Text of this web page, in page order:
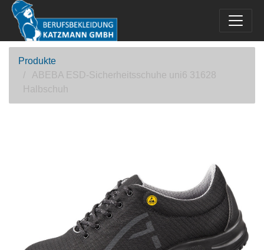
Produkte
ABEBA ESD-Sicherheitsschuhe uni6 31628
Halbschuh